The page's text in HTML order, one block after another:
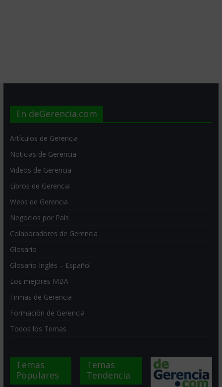
En deGerencia.com
Artículos de Gerencia
Noticias de Gerencia
Videos de Gerencia
Libros de Gerencia
Webs de Gerencia
Negocios por País
Colaboradores de Gerencia
Glosario
Glosario Inglés – Español
Los mejores MBA
Firmas de Gerencia
Formación de Gerencia
Todos los Temas
Temas
Populares
Temas
Tendencia